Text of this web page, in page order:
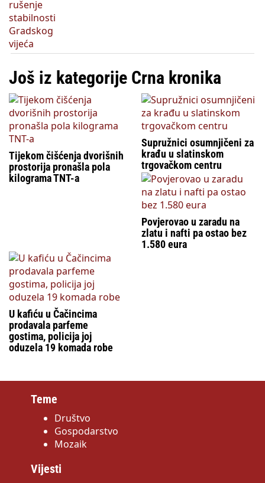
Još iz kategorije Crna kronika
Tijekom čišćenja dvorišnih
prostorija pronašla pola
kilograma TNT-a
Supružnici osumnjičeni za
krađu u slatinskom
trgovačkom centru
Povjerovao u zaradu na
zlatu i nafti pa ostao bez
1.580 eura
U kafiću u Čačincima
prodavala parfeme
gostima, policija joj
oduzela 19 komada robe
Teme
Društvo
Gospodarstvo
Mozaik
Vijesti